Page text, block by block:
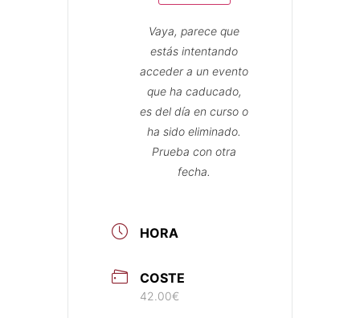
Vaya, parece que
estás intentando
acceder a un evento
que ha caducado,
es del día en curso o
ha sido eliminado.
Prueba con otra
fecha.
HORA
COSTE
42.00€